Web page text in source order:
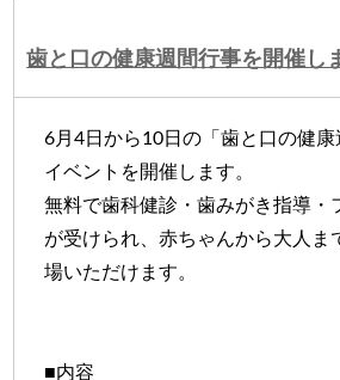
歯と口の健康週間行事を開催し
6月4日から10日の「歯と口の健
イベントを開催します。
無料で歯科健診・歯みがき指導・
が受けられ、赤ちゃんから大人ま
場いただけます。
■内容